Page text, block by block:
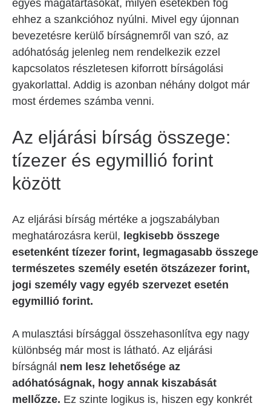
egyes magatartásokat, milyen esetekben fog
ehhez a szankcióhoz nyúlni. Mivel egy újonnan
bevezetésre kerülő bírságnemről van szó, az
adóhatóság jelenleg nem rendelkezik ezzel
kapcsolatos részletesen kiforrott bírságolási
gyakorlattal. Addig is azonban néhány dolgot már
most érdemes számba venni.
Az eljárási bírság összege:
tízezer és egymillió forint
között
Az eljárási bírság mértéke a jogszabályban
meghatározásra kerül, legkisebb összege
esetenként tízezer forint, legmagasabb összege
természetes személy esetén ötszázezer forint,
jogi személy vagy egyéb szervezet esetén
egymillió forint.
A mulasztási bírsággal összehasonlítva egy nagy
különbség már most is látható. Az eljárási
bírságnál nem lesz lehetősége az
adóhatóságnak, hogy annak kiszabását
mellőzze. Ez szinte logikus is, hiszen egy konkrét